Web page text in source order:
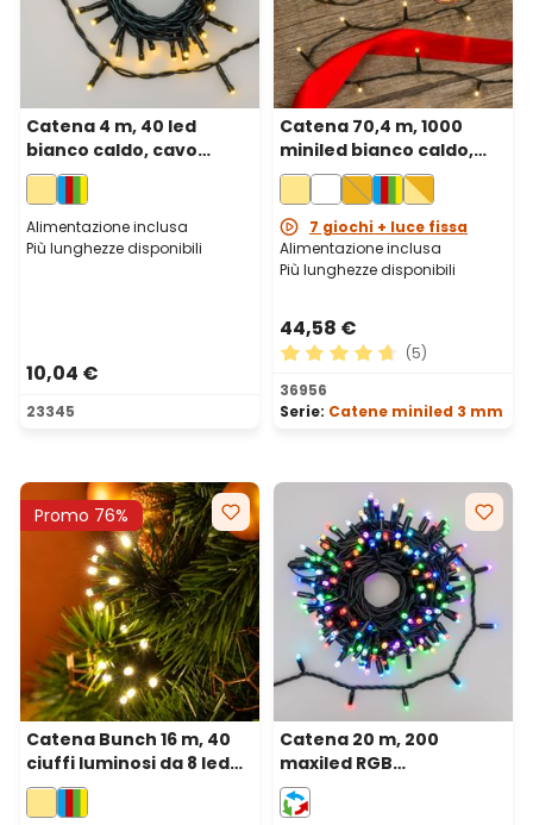
Catena 4 m, 40 led
bianco caldo, cavo
verde
Alimentazione inclusa
Più lunghezze disponibili
10,04 €
23345
Catena 70,4 m, 1000
miniled bianco caldo,
cavo verde
7 giochi + luce fissa
Alimentazione inclusa
Più lunghezze disponibili
44,58 €
Valutazione media di 4.8
(5)
36956
Serie: Catene miniled 3 mm
Promo 76%
Catena Bunch 16 m, 40
ciuffi luminosi da 8 led
bianco caldo, cavo
verde
Catena 20 m, 200
maxiled RGB
cambiacolore, cavo
nero, prolungabile, IP67